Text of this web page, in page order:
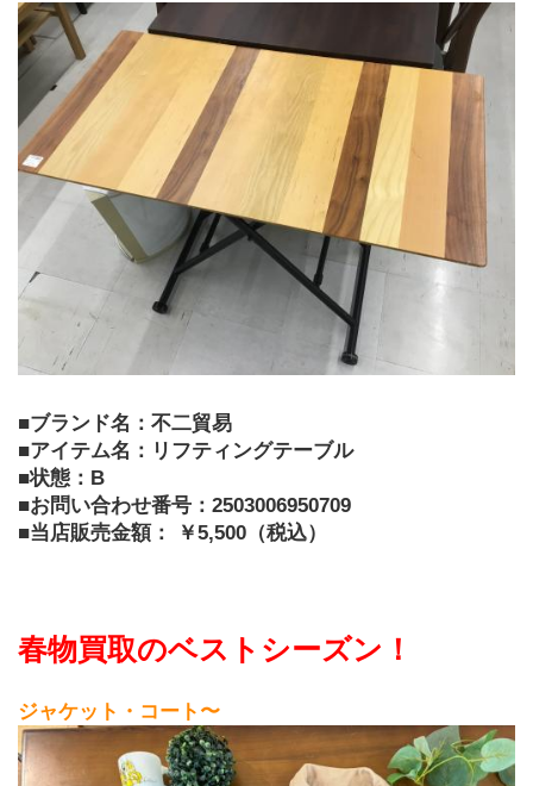
■ブランド名：不二貿易
■アイテム名：リフティングテーブル
■状態：B
■お問い合わせ番号：2503006950709
■当店販売金額： ￥5,500（税込）
春物買取のベストシーズン！
ジャケット・コート〜